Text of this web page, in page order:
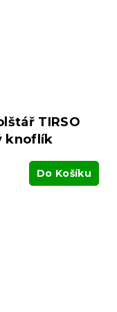
TIRSO
knoflík
Do Košíku